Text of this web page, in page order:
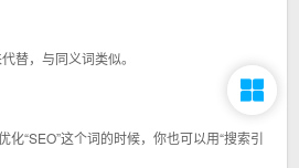
替，与同义词类似。
化“SEO”这个词的时候，你也可以用“搜索引